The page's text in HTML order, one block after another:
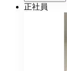
正社員